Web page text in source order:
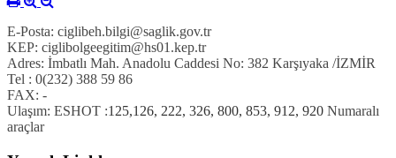
E-Posta: ciglibeh.bilgi@saglik.gov.tr
KEP: ciglibolgeegitim@hs01.kep.tr
Adres: İmbatlı Mah. Anadolu Caddesi No: 382 Karşıyaka /İZMİR
Tel : 0(232) 388 59 86
FAX: -
Ulaşım: ESHOT :125,126, 222, 326, 800, 853, 912, 920 Numaralı
araçlar